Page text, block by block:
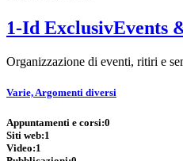
1-Id ExclusivEvents
Organizzazione di eventi, ritiri e
Varie, Argomenti diversi
Appuntamenti e corsi:0
Siti web:1
Video:1